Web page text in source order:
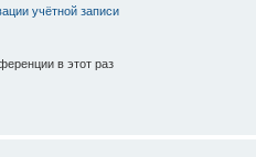
учётной записи
в этот раз